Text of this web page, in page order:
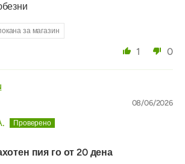
за магазин
1 0
08/06/2026
пия го от 20 дена